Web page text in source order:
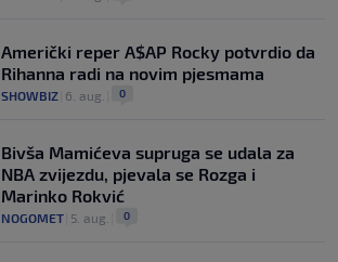
Američki reper A$AP Rocky potvrdio da
Rihanna radi na novim pjesmama
SHOWBIZ 6. aug. 0
Bivša Mamićeva supruga se udala za
NBA zvijezdu, pjevala se Rozga i
Marinko Rokvić
NOGOMET 5. aug. 0